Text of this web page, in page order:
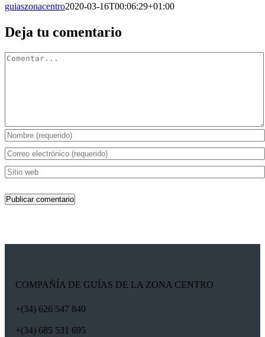
guiaszonacentro2020-03-16T00:06:29+01:00
Facebook
X
Reddit
LinkedIn
WhatsApp
Tumblr
Pinterest
Vk
Correo
electrónico
Deja tu comentario
Comentario
COMPAÑÍA DE GUÍAS DE LA ZONA CENTRO
+(34) 626 547 840
+(34) 685 531 695